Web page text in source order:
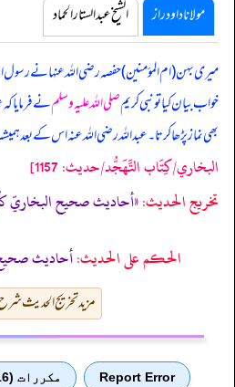
مولانا داود راز الشیخ عبدالستار الحماد
میری بہن (ام المؤمنین) حفصہ رضی اللہ عنہا نے رسول
خواب بیان کیاتو نبی کریمصلی اللہ علیہ وسلمنے فرمایا
بھی نماز پڑھا کرتا۔ عبداللہ رضی اللہ عنہ اس کے بعد
البخاري/كِتَاب التَّهَجُّد/حدیث: 1157]
تخریج الحدیث:«أحاديث صحيح البخاريّ
الحكم على الحديث:أحاديث
مزید تخریج الحدیث
Report Error مكررات (16)